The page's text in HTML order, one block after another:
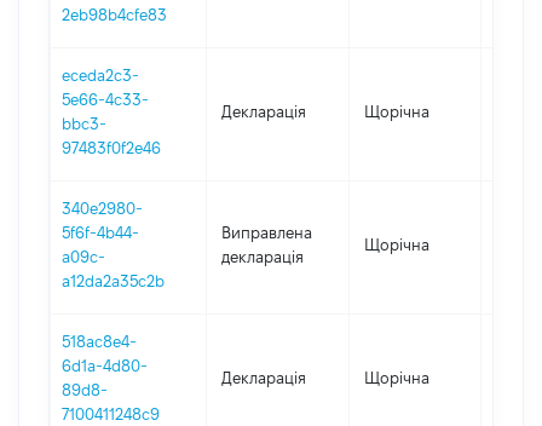
2eb98b4cfe83
eceda2c3-
5e66-4c33-
bbc3-
97483f0f2e46
Декларація Щорічна
340e2980-
5f6f-4b44-
a09c-
a12da2a35c2b
Виправлена
декларація
Щорічна
518ac8e4-
6d1a-4d80-
89d8-
7100411248c9
Декларація Щорічна